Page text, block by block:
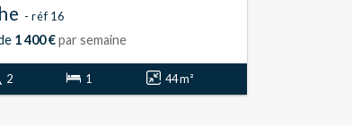
- réf 16
1 400 €par semaine
2 1 44 m²